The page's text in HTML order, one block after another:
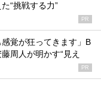
“挑戦する力”
PR
感覚が狂ってきます」B
周人が明かす“見え
PR